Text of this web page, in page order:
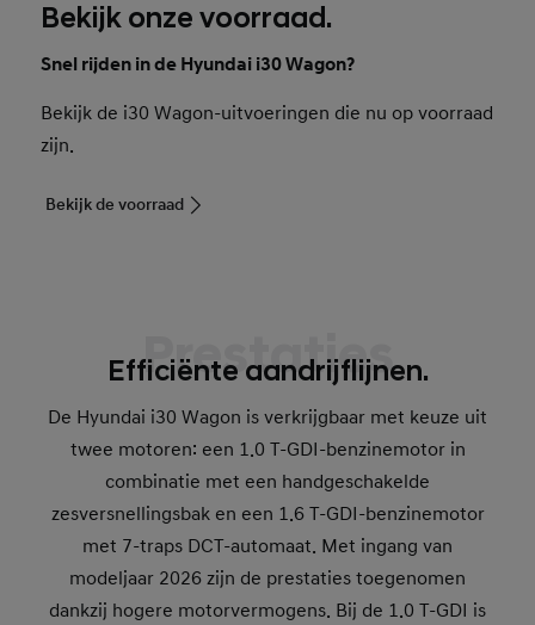
Bekijk onze voorraad.
Snel rijden in de Hyundai i30 Wagon?
Bekijk de i30 Wagon-uitvoeringen die nu op voorraad
zijn.
Bekijk de voorraad
Prestaties
Efficiënte aandrijflijnen.
De Hyundai i30 Wagon is verkrijgbaar met keuze uit
twee motoren: een 1.0 T-GDI-benzinemotor in
combinatie met een handgeschakelde
zesversnellingsbak en een 1.6 T-GDI-benzinemotor
met 7-traps DCT-automaat. Met ingang van
modeljaar 2026 zijn de prestaties toegenomen
dankzij hogere motorvermogens. Bij de 1.0 T-GDI is